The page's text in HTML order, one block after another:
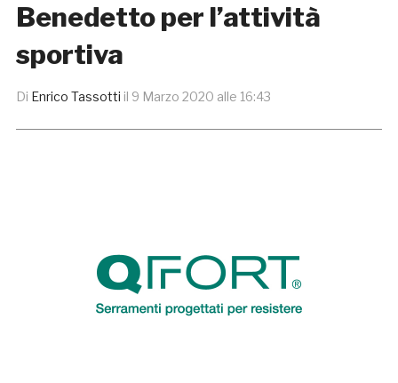
Benedetto per l’attività
sportiva
Di Enrico Tassotti il 9 Marzo 2020 alle 16:43